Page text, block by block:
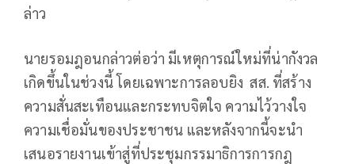
ล่าว
นายรอมฎอนกล่าวต่อว่า มีเหตุการณ์ใหม่ที่น่ากังวล
เกิดขึ้นในช่วงนี้ โดยเฉพาะการลอบยิง สส. ที่สร้าง
ความสั่นสะเทือนและกระทบจิตใจ ความไว้วางใจ
ความเชื่อมั่นของประชาชน และหลังจากนี้จะนำ
เสนอรายงานเข้าสู่ที่ประชุมกรรมาธิการการกฎ